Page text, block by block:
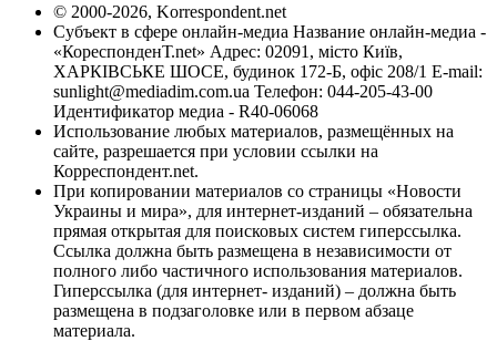
© 2000-2026, Korrespondent.net
Субъект в сфере онлайн-медиа Название онлайн-медиа -
«КореспонденТ.net» Адрес: 02091, місто Київ,
ХАРКІВСЬКЕ ШОСЕ, будинок 172-Б, офіс 208/1 E-mail:
sunlight@mediadim.com.ua Телефон: 044-205-43-00
Идентификатор медиа - R40-06068
Использование любых материалов, размещённых на
сайте, разрешается при условии ссылки на
Корреспондент.net.
При копировании материалов со страницы «Новости
Украины и мира», для интернет-изданий – обязательна
прямая открытая для поисковых систем гиперссылка.
Ссылка должна быть размещена в независимости от
полного либо частичного использования материалов.
Гиперссылка (для интернет- изданий) – должна быть
размещена в подзаголовке или в первом абзаце
материала.